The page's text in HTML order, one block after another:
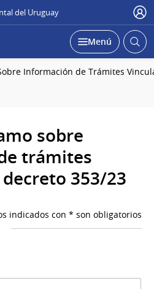
del Uruguay
Desplegar
Menú Abrir
Información de Trámites
sobre
trámites
353/23
indicados con * son obligatorios